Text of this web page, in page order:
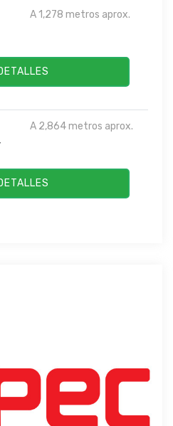
A 1,278 metros aprox.
A 2,864 metros aprox.